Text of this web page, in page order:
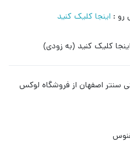
رو : اینجا کلیک کنید
کلیک کنید (به زودی)
سنتر اصفهان از فروشگاه لوکس